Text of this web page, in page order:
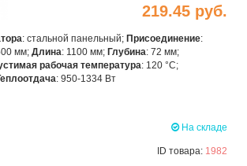
219.45 руб.
: стальной панельный; Присоединение:
мм; Длина: 1100 мм; Глубина: 72 мм;
рабочая температура: 120 °C;
: 950-1334 Вт
На складе
ID товара: 1982